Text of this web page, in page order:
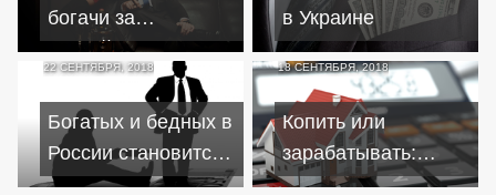
богачи за
российскую
недвижимость
в Украине
22 СЕНТЯБРЯ, 2018
Богатых и бедных в
России становится
всё больше
18 СЕНТЯБРЯ, 2018
Копить или
зарабатывать:
выгодно ли сегодня